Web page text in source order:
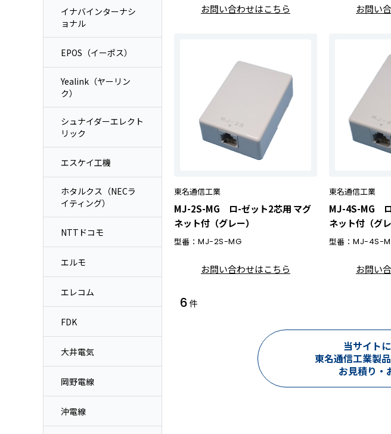
お問い合わせはこちら お問い
東名通信工業
MJ-2S-MG ロ-ゼット2芯用 マグ
ネット付（グレー）
型番： MJ-2S-MG
お問い合わせはこちら
東名通信工業
MJ-4S-MG
ネット付（グレ
型番： MJ-4S-
お問い
6 件
当サイト
東名通信工業製
お見積り・
イナバインターナシ
ョナル
EPOS（イーポス）
Yealink（ヤーリン
ク）
シュナイダーエレクト
リック
エスケイ工機
ホタルクス（NECラ
イティング）
NTTドコモ
エルモ
エレコム
FDK
大井電気
岡野電線
沖電線